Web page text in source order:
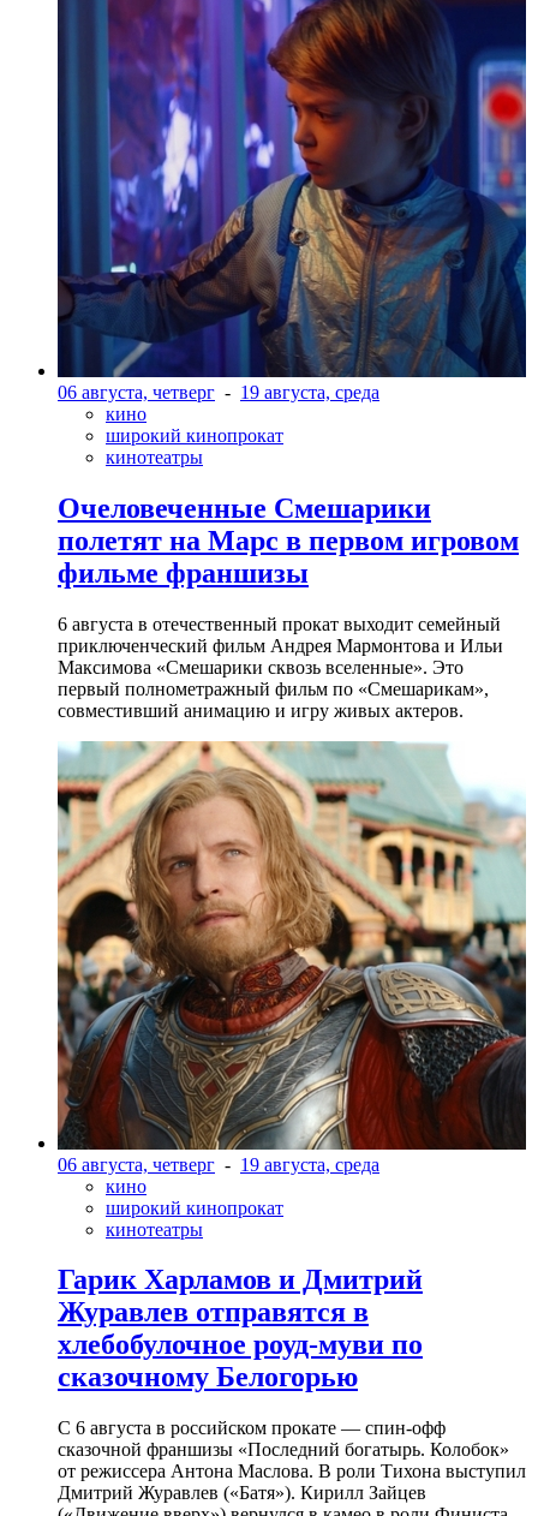
06 августа, четверг - 19 августа, среда
кино
широкий кинопрокат
кинотеатры
Очеловеченные Смешарики
полетят на Марс в первом игровом
фильме франшизы
6 августа в отечественный прокат выходит семейный
приключенческий фильм Андрея Мармонтова и Ильи
Максимова «Смешарики сквозь вселенные». Это
первый полнометражный фильм по «Смешарикам»,
совместивший анимацию и игру живых актеров.
06 августа, четверг - 19 августа, среда
кино
широкий кинопрокат
кинотеатры
Гарик Харламов и Дмитрий
Журавлев отправятся в
хлебобулочное роуд-муви по
сказочному Белогорью
С 6 августа в российском прокате — спин-офф
сказочной франшизы «Последний богатырь. Колобок»
от режиссера Антона Маслова. В роли Тихона выступил
Дмитрий Журавлев («Батя»). Кирилл Зайцев